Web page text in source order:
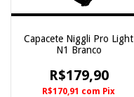
Capacete Niggli Pro Light
N1 Branco
R$179,90
R$170,91 com Pix